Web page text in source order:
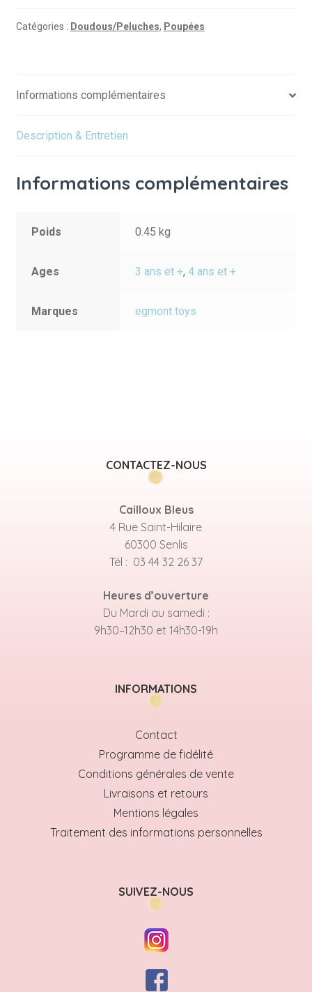
Catégories : Doudous/Peluches, Poupées
Informations complémentaires
Description & Entretien
Informations complémentaires
Poids 0.45 kg
Ages 3 ans et +,4 ans et +
Marques egmont toys
CONTACTEZ-NOUS
Cailloux Bleus
4 Rue Saint-Hilaire
60300 Senlis
Tél : 03 44 32 26 37
Heures d’ouverture
Du Mardi au samedi :
9h30–12h30 et 14h30-19h
INFORMATIONS
Contact
Programme de fidélité
Conditions générales de vente
Livraisons et retours
Mentions légales
Traitement des informations personnelles
SUIVEZ-NOUS